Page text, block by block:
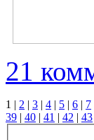
21
1 | 2 | 3 | 4 | 5 | 6 | 7
39 | 40 | 41 | 42 | 43